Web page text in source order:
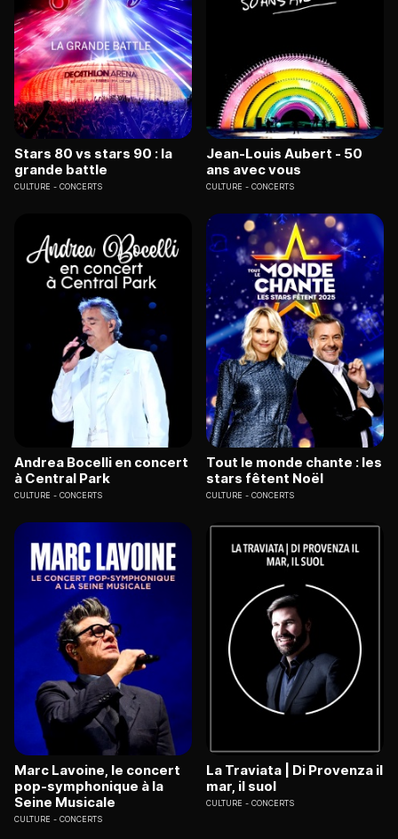
Stars 80 vs stars 90 : la
grande battle
CULTURE CONCERTS
Jean-Louis Aubert - 50
ans avec vous
CULTURE CONCERTS
Andrea Bocelli en concert
à Central Park
CULTURE CONCERTS
Tout le monde chante : les
stars fêtent Noël
CULTURE CONCERTS
Marc Lavoine, le concert
pop-symphonique à la
Seine Musicale
CULTURE CONCERTS
La Traviata | Di Provenza il
mar, il suol
CULTURE CONCERTS